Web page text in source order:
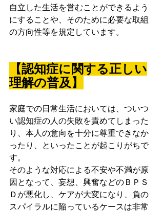
自立した生活を営むことができるよう
にすることや、そのために必要な取組
の方向性等を規定しています。
【認知症に関する正しい
理解の普及】
家庭での日常生活においては、ついつ
い認知症の人の失敗を責めてしまった
り、本人の意向を十分に尊重できなか
ったり、といったことが起こりがちで
す。
そのような対応による不安や不満が原
因となって、妄想、興奮などのＢＰＳ
Ｄが悪化し、ケアが大変になり、負の
スパイラルに陥っているケースは非常